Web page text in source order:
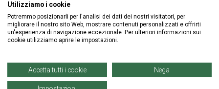
Prodotti
P. IVA: 02671960819
Utilizziamo i cookie
Potremmo posizionarli per l'analisi dei dati dei nostri visitatori, per
migliorare il nostro sito Web, mostrare contenuti personalizzati e offrirti
un'esperienza di navigazione eccezionale. Per ulteriori informazioni sui
cookie utilizziamo aprire le impostazioni.
Accetta tutti i cookie Nega